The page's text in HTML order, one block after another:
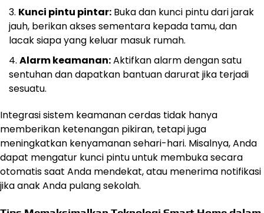
Kunci pintu pintar: Buka dan kunci pintu dari jarak
jauh, berikan akses sementara kepada tamu, dan
lacak siapa yang keluar masuk rumah.
Alarm keamanan:Aktifkan alarm dengan satu
sentuhan dan dapatkan bantuan darurat jika terjadi
sesuatu.
Integrasi sistem keamanan cerdas Login
Akun
Slot
Gacor
Asialive88
tidak hanya
memberikan ketenangan pikiran, tetapi juga
meningkatkan kenyamanan sehari-hari. Misalnya, Anda
dapat mengatur kunci pintu untuk membuka secara
otomatis saat Anda mendekat, atau menerima notifikasi
jika anak Anda pulang sekolah.